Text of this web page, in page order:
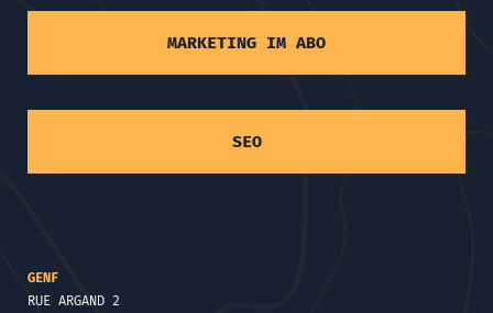
MARKETING IM ABO
SEO
GENF
RUE ARGAND 2